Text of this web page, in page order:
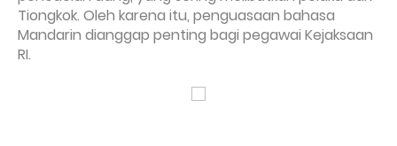
Tiongkok. Oleh karena itu, penguasaan bahasa
Mandarin dianggap penting bagi pegawai Kejaksaan
RI.